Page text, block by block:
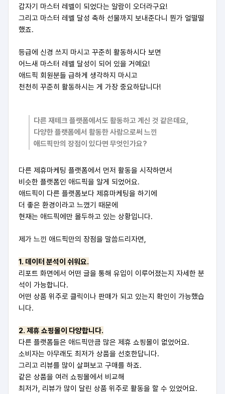
갑자기 마스터 레벨이 되었다는 알람이 오더라구요!
그리고 마스터 레벨 달성 축하 선물까지 보내준다니 뭔가 얼떨떨
했죠.
등급에 신경 쓰지 마시고 꾸준히 활동하시다 보면
어느새 마스터 레벨 달성이 되어 있을 거예요!
애드픽 회원분들 급하게 생각하지 마시고
천천히 꾸준히 활동하시는 게 가장 중요하답니다!
다른 재테크 플랫폼에서도 활동하고 계신 것 같은데요,
다양한 플랫폼에서 활동한 사람으로써 느낀
애드픽만의 장점이 있다면 무엇인가요?
다른 제휴마케팅 플랫폼에서 먼저 활동을 시작하면서
비슷한 플랫폼인 애드픽을 알게 되었어요.
애드픽이 다른 플랫폼보다 제휴마케팅을 하기에
더 좋은 환경이라고 느꼈기 때문에
현재는 애드픽에만 몰두하고 있는 상황입니다.
제가 느낀 애드픽만의 장점을 말씀드리자면,
1. 데이터 분석이 쉬워요.
리포트 화면에서 어떤 글을 통해 유입이 이루어졌는지 자세한 분
석이 가능합니다.
어떤 상품 위주로 클릭이나 판매가 되고 있는지 확인이 가능했습
니다.
2. 제휴 쇼핑몰이 다양합니다.
다른 플랫폼들은 애드픽만큼 많은 제휴 쇼핑몰이 없었어요.
소비자는 아무래도 최저가 상품을 선호한답니다.
그리고 리뷰를 많이 살펴보고 구매를 하죠.
같은 상품을 여러 쇼핑몰에서 비교해
최저가, 리뷰가 많이 달린 상품 위주로 활동을 할 수 있었어요.